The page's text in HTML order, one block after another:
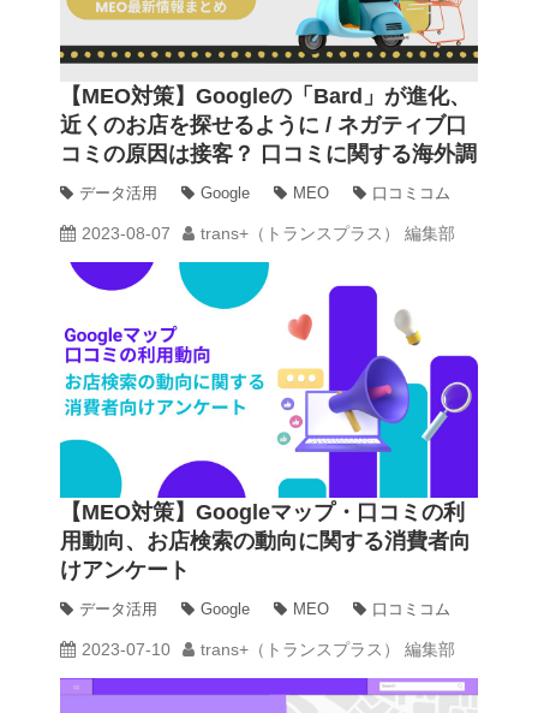
【MEO対策】Googleの「Bard」が進化、
近くのお店を探せるように / ネガティブ口
コミの原因は接客？ 口コミに関する海外調
査ほか 2023年6月Googleマップ・MEO
データ活用 Google MEO 口コミコム
2023-08-07 trans+（トランスプラス） 編集部
【MEO対策】Googleマップ・口コミの利
用動向、お店検索の動向に関する消費者向
けアンケート
データ活用 Google MEO 口コミコム
2023-07-10 trans+（トランスプラス） 編集部